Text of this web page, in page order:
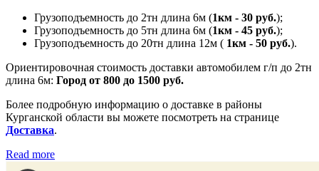
Грузоподъемность до 2тн длина 6м (1км - 30 руб.);
Грузоподъемность до 5тн длина 6м (1км - 45 руб.);
Грузоподъемность до 20тн длина 12м ( 1км - 50 руб.).
Ориентировочная стоимость доставки автомобилем г/п до 2тн
длина 6м: Город от 800 до 1500 руб.
Более подробную информацию о доставке в районы
Курганской области вы можете посмотреть на странице
Доставка.
Read more